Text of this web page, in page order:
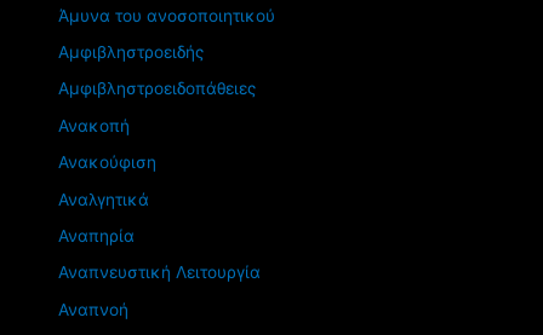
Άμυνα του ανοσοποιητικού
Αμφιβληστροειδής
Αμφιβληστροειδοπάθειες
Ανακοπή
Ανακούφιση
Αναλγητικά
Αναπηρία
Αναπνευστική Λειτουργία
Αναπνοή